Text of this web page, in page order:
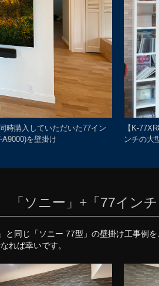
時購入していただいた77イン
を壁掛け
【K-
ンチの大
「ソニー」+「77イン
と同じ「ソニー 77型」の壁掛け工事例
れば幸いです。